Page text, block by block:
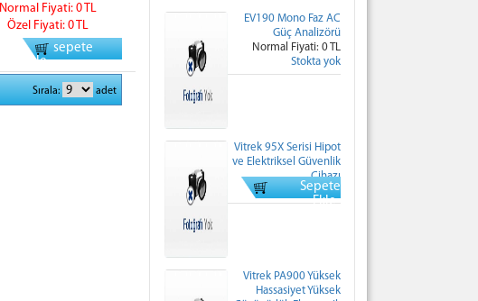
Normal Fiyati: 0 TL
Özel Fiyati: 0 TL
sepete
ekle
Sırala: adet
EV190 Mono Faz AC
Güç Analizörü
Normal Fiyati: 0 TL
Stokta yok
Vitrek 95X Serisi Hipot
ve Elektriksel Güvenlik
Cihazı
Normal Fiyati: 0 TL
Sepete
Ekle
Vitrek PA900 Yüksek
Hassasiyet Yüksek